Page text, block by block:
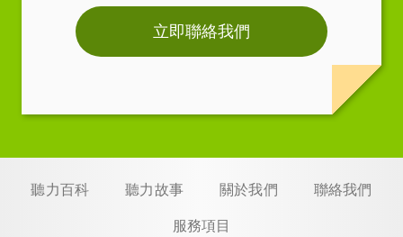
立即聯絡我們
聽力百科 聽力故事 關於我們 聯絡我們
服務項目